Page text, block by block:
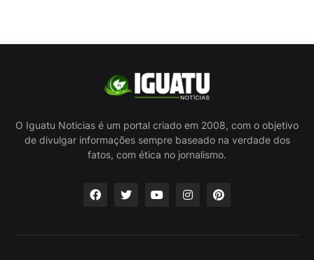
O Iguatu Noticias é um portal criado em 2008, com o objetivo
de divulgar informações sempre baseado na verdade dos
fatos, com ética no jornalismo.